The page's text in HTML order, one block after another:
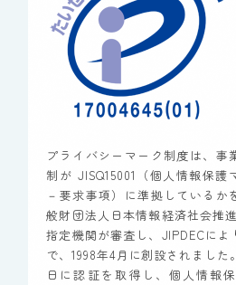
プライバシーマーク制度は、事
制が JISQ15001（個人情報保護
－要求事項）に準拠しているか
般財団法人日本情報経済社会推
指定機関が審査し、JIPDECに
で、1998年4月に創設されました
日に認証を取得し、個人情報